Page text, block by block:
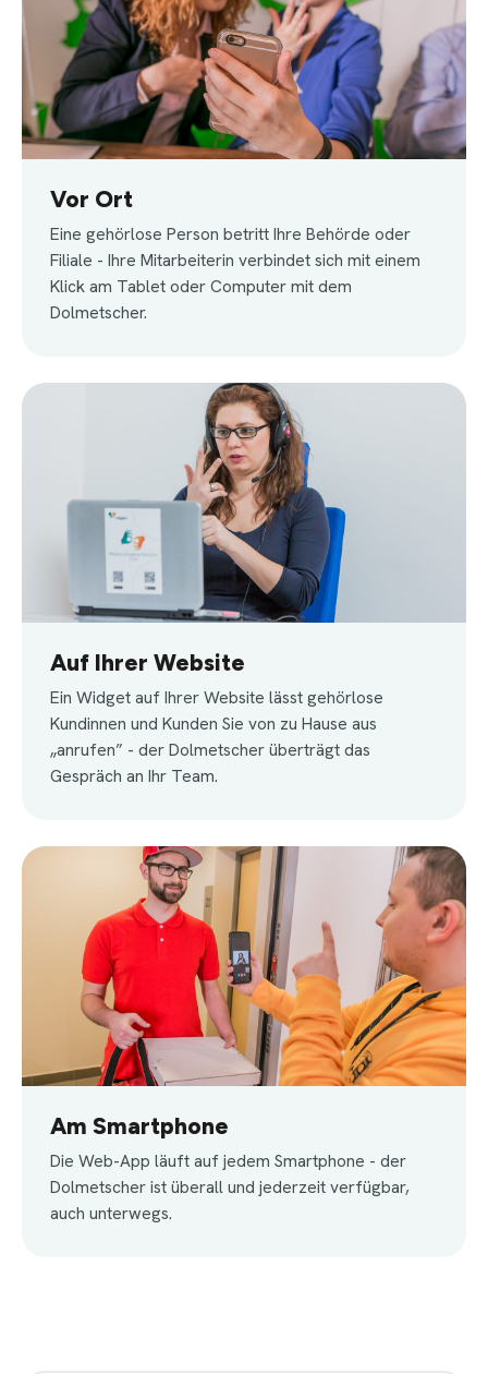
Vor Ort
Eine gehörlose Person betritt Ihre Behörde oder
Filiale - Ihre Mitarbeiterin verbindet sich mit einem
Klick am Tablet oder Computer mit dem
Dolmetscher.
Auf Ihrer Website
Ein Widget auf Ihrer Website lässt gehörlose
Kundinnen und Kunden Sie von zu Hause aus
„anrufen” - der Dolmetscher überträgt das
Gespräch an Ihr Team.
Am Smartphone
Die Web-App läuft auf jedem Smartphone - der
Dolmetscher ist überall und jederzeit verfügbar,
auch unterwegs.